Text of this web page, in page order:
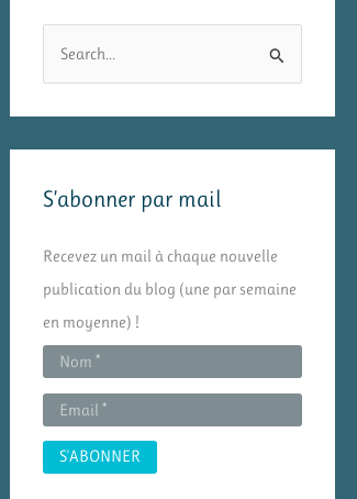
r
e
:
S’abonner par mail
Recevez un mail à chaque nouvelle
publication du blog (une par semaine
en moyenne) !